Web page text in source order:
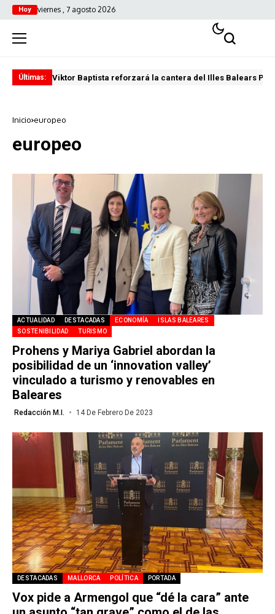
Hoy viernes , 7 agosto 2026
Últimas: Viktor Baptista reforzará la cantera del Illes Balears
Inicio europeo
europeo
ACTUALIDAD DESTACADAS ECONOMÍA
ISLAS BALEARES
SOSTENIBILIDAD
TURISMO
Prohens y Mariya Gabriel abordan la
posibilidad de un ‘innovation valley’
vinculado a turismo y renovables en
Baleares
Redacción M.I. 14 De Febrero De 2023
DESTACADAS MALLORCA POLÍTICA PORTADA
Vox pide a Armengol que “dé la cara” ante